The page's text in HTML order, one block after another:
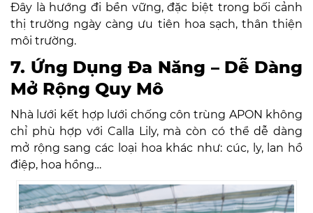
Đây là hướng đi bền vững, đặc biệt trong bối cảnh
thị trường ngày càng ưu tiên hoa sạch, thân thiện
môi trường.
7. Ứng Dụng Đa Năng – Dễ Dàng
Mở Rộng Quy Mô
Nhà lưới kết hợp lưới chống côn trùng APON không
chỉ phù hợp với Calla Lily, mà còn có thể dễ dàng
mở rộng sang các loại hoa khác như: cúc, ly, lan hồ
điệp, hoa hồng…